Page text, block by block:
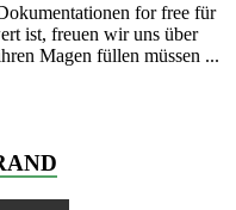
for free für
ist, freuen wir uns über
Magen füllen müssen ...